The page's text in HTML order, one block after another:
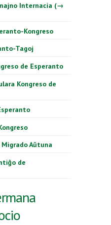
Internacia (→
Kongreso
Tagoj
de Esperanto
Kongreso de
Aŭtuna
de